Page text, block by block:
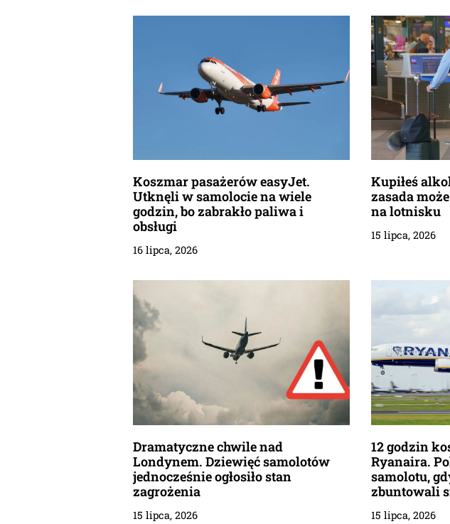
Koszmar pasażerów easyJet.
Utknęli w samolocie na wiele
godzin, bo zabrakło paliwa i
obsługi
16 lipca, 2026
Kupiłeś
zasada
na lotnisku
15 lipca, 2026
Dramatyczne chwile nad
Londynem. Dziewięć samolotów
jednocześnie ogłosiło stan
zagrożenia
15 lipca, 2026
12 godzin
Ryanaira.
samolotu,
zbuntowali
15 lipca, 2026